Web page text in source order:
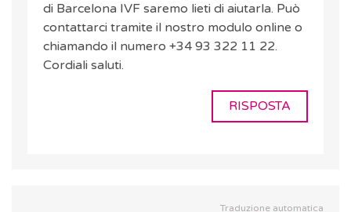
di Barcelona IVF saremo lieti di aiutarla. Può
contattarci tramite il nostro modulo online o
chiamando il numero +34 93 322 11 22.
Cordiali saluti.
RISPOSTA
Traduzione automatica